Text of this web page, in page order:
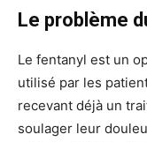
Le problème
Le fentanyl est un
utilisé par les
recevant déjà un
soulager leur